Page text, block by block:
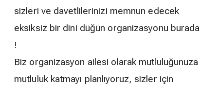
sizleri ve davetlilerinizi memnun edecek
eksiksiz bir dini düğün organizasyonu burada
!
Biz organizasyon ailesi olarak mutluluğunuza
mutluluk katmayı planlıyoruz, sizler için